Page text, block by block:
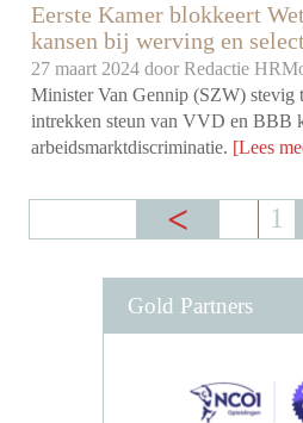
Eerste Kamer blokkeert
kansen bij werving en
27 maart 2024 doorRedactie
Minister Van Gennip (SZW) stevig
intrekken steun van VVD en BBB
arbeidsmarktdiscriminatie. [Lees
1
Gold Partners